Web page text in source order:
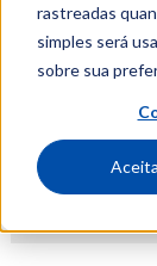
rastreadas
simples será
sobre sua